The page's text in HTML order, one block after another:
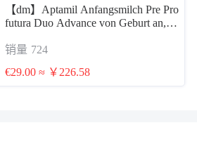
【dm】Aptamil Anfangsmilch Pre Pro
futura Duo Advance von Geburt an, 0,
母乳混合喂养
销量 724
€29.00 ≈ ￥226.58